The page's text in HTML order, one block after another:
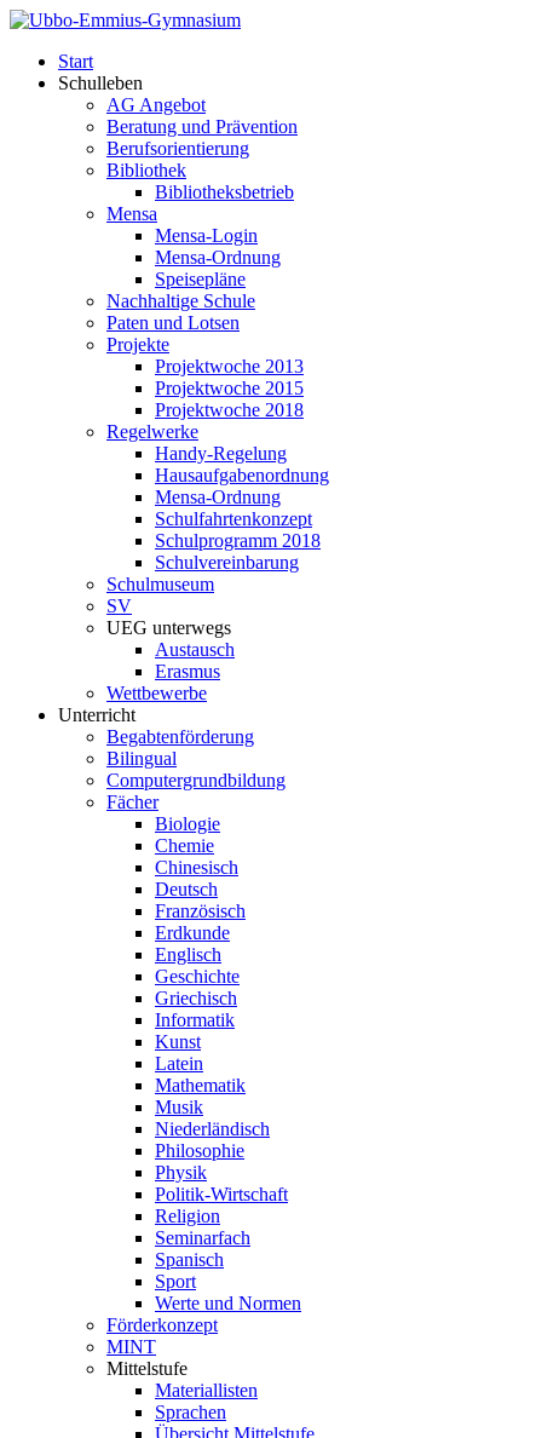
Start
Schulleben
AG Angebot
Beratung und Prävention
Berufsorientierung
Bibliothek
Bibliotheksbetrieb
Mensa
Mensa-Login
Mensa-Ordnung
Speisepläne
Nachhaltige Schule
Paten und Lotsen
Projekte
Projektwoche 2013
Projektwoche 2015
Projektwoche 2018
Regelwerke
Handy-Regelung
Hausaufgabenordnung
Mensa-Ordnung
Schulfahrtenkonzept
Schulprogramm 2018
Schulvereinbarung
Schulmuseum
SV
UEG unterwegs
Austausch
Erasmus
Wettbewerbe
Unterricht
Begabtenförderung
Bilingual
Computergrundbildung
Fächer
Biologie
Chemie
Chinesisch
Deutsch
Französisch
Erdkunde
Englisch
Geschichte
Griechisch
Informatik
Kunst
Latein
Mathematik
Musik
Niederländisch
Philosophie
Physik
Politik-Wirtschaft
Religion
Seminarfach
Spanisch
Sport
Werte und Normen
Förderkonzept
MINT
Mittelstufe
Materiallisten
Sprachen
Übersicht Mittelstufe